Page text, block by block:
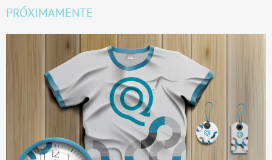
PRÓXIMAMENTE